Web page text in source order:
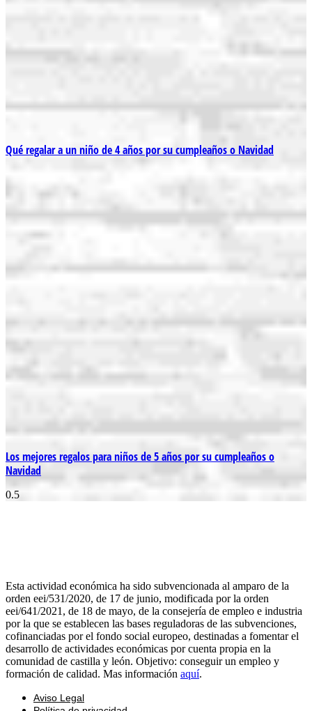
Qué regalar a un niño de 4 años por su cumpleaños o Navidad
Los mejores regalos para niños de 5 años por su cumpleaños o
Navidad
Esta actividad económica ha sido subvencionada al amparo de la
orden eei/531/2020, de 17 de junio, modificada por la orden
eei/641/2021, de 18 de mayo, de la consejería de empleo e industria
por la que se establecen las bases reguladoras de las subvenciones,
cofinanciadas por el fondo social europeo, destinadas a fomentar el
desarrollo de actividades económicas por cuenta propia en la
comunidad de castilla y león. Objetivo: conseguir un empleo y
formación de calidad. Mas información aquí.
Aviso Legal